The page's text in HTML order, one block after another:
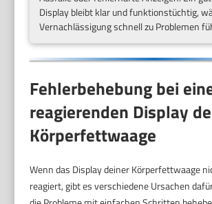
Display bleibt klar und funktionstüchtig,
Vernachlässigung schnell zu Problemen
Fehlerbehebung bei
reagierenden Display
Körperfettwaage
Wenn das Display deiner Körperfettwaage
reagiert, gibt es verschiedene Ursachen